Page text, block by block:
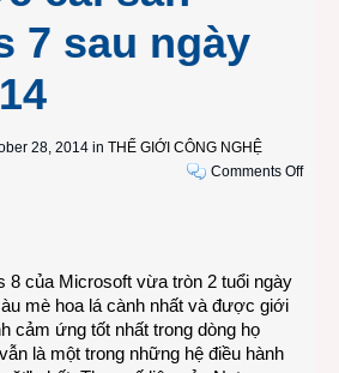
7 sau ngày
28, 2014 in THẾ GIỚI CÔNG NGHỆ
Comments Offon
8 của Microsoft vừa tròn 2 tuổi ngày
mè hoa lá cành nhất và được giới
cảm ứng tốt nhất trong dòng họ
là một trong những hệ điều hành